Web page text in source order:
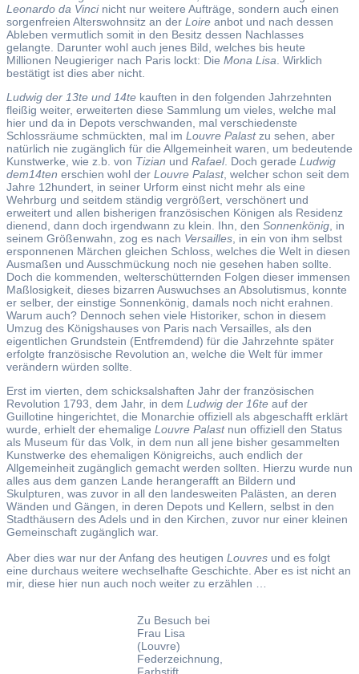
Leonardo da Vincinicht nur weitere Aufträge, sondern auch einen
sorgenfreien Alterswohnsitz an der Loire anbot und nach dessen
Ableben vermutlich somit in den Besitz dessen Nachlasses
gelangte. Darunter wohl auch jenes Bild, welches bis heute
Millionen Neugieriger nach Paris lockt: Die Mona Lisa . Wirklich
bestätigt ist dies aber nicht.
Ludwig der 13te und 14te kauften in den folgenden Jahrzehnten
fleißig weiter, erweiterten diese Sammlung um vieles, welche mal
hier und da in Depots verschwanden, mal verschiedenste
Schlossräume schmückten, mal im Louvre Palastzu sehen, aber
natürlich nie zugänglich für die Allgemeinheit waren, um bedeutende
Kunstwerke, wie z.b. von Tizian und Rafael. Doch gerade Ludwig
dem14ten erschien wohl der Louvre Palast, welcher schon seit dem
Jahre 12hundert, in seiner Urform einst nicht mehr als eine
Wehrburg und seitdem ständig vergrößert, verschönert und
erweitert und allen bisherigen französischen Königen als Residenz
dienend, dann doch irgendwann zu klein. Ihn, den Sonnenkönig , in
seinem Größenwahn, zog es nach Versailles , in ein von ihm selbst
ersponnenen Märchen gleichen Schloss, welches die Welt in diesen
Ausmaßen und Ausschmückung noch nie gesehen haben sollte.
Doch die kommenden, welterschütternden Folgen dieser immensen
Maßlosigkeit, dieses bizarren Auswuchses an Absolutismus, konnte
er selber, der einstige Sonnenkönig, damals noch nicht erahnen.
Warum auch? Dennoch sehen viele Historiker, schon in diesem
Umzug des Königshauses von Paris nach Versailles, als den
eigentlichen Grundstein (Entfremdend) für die Jahrzehnte später
erfolgte französische Revolution an, welche die Welt für immer
verändern würden sollte.
Erst im vierten, dem schicksalshaften Jahr der französischen
Revolution 1793, dem Jahr, in dem Ludwig der 16te auf der
Guillotine hingerichtet, die Monarchie offiziell als abgeschafft erklärt
wurde, erhielt der ehemalige Louvre Palastnun offiziell den Status
als Museum für das Volk, in dem nun all jene bisher gesammelten
Kunstwerke des ehemaligen Königreichs, auch endlich der
Allgemeinheit zugänglich gemacht werden sollten. Hierzu wurde nun
alles aus dem ganzen Lande herangerafft an Bildern und
Skulpturen, was zuvor in all den landesweiten Palästen, an deren
Wänden und Gängen, in deren Depots und Kellern, selbst in den
Stadthäusern des Adels und in den Kirchen, zuvor nur einer kleinen
Gemeinschaft zugänglich war.
Aber dies war nur der Anfang des heutigen Louvres und es folgt
eine durchaus weitere wechselhafte Geschichte. Aber es ist nicht an
mir, diese hier nun auch noch weiter zu erzählen …
Zu Besuch bei
Frau Lisa
(Louvre)
Federzeichnung,
Farbstift,